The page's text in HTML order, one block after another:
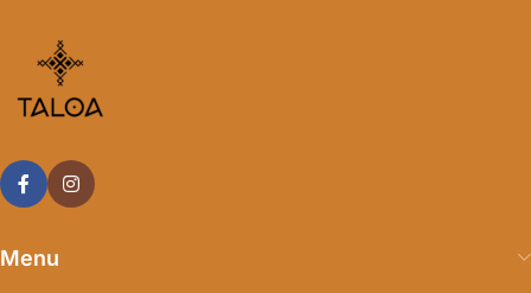
Menu